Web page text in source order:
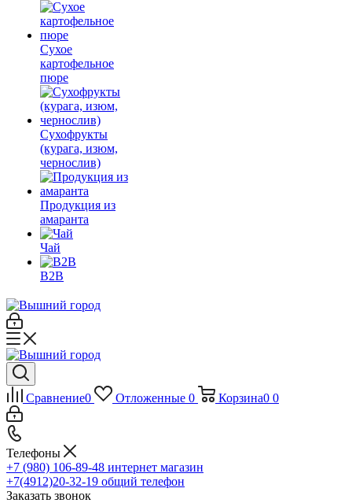
Сухое
картофельное
пюре
Сухофрукты
(курага, изюм,
чернослив)
Продукция из
амаранта
Чай
B2B
Сравнение0 Отложенные 0 Корзина0 0
Телефоны
+7 (980) 106-89-48 интернет магазин
+7(4912)20-32-19 общий телефон
Заказать звонок